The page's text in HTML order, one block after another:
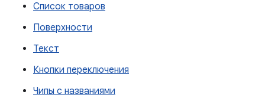
Список товаров
Поверхности
Текст
Кнопки переключения
Чипы с названиями